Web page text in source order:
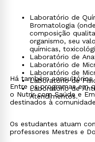
Laboratório de
Bromatologia
composição
organismo, seu
químicas,
Laboratório de
Laboratório de
Laboratório de
Laboratório de
Laboratório de
Atendimentos.
Há também
Entre os programas em
o Nutrir com Saúde e
destinados à
Os estudantes atuam
professores Mestres e